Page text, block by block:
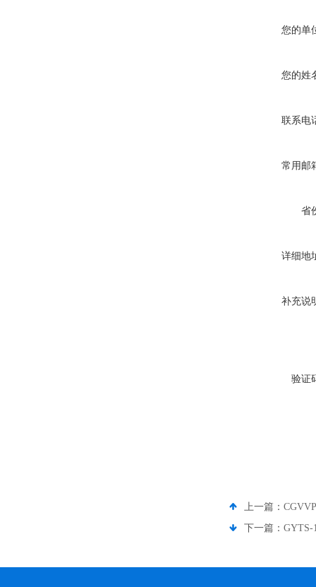
您的单
您的姓
联系电
常用邮
省
详细地
补充说
验证
上一篇：
下一篇： GYTS-